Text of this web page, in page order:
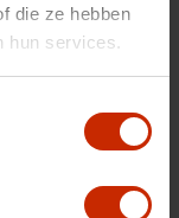
die ze hebben
hun services.